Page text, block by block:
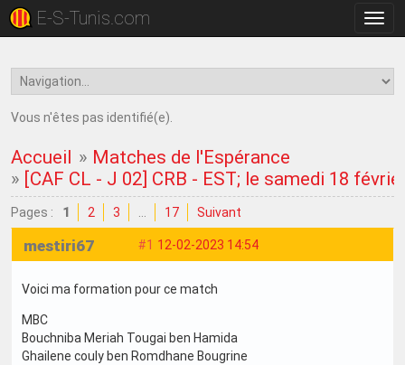
la
E-S-Tunis.com
Vous n'êtes pas identifié(e).
Accueil » Matches de l'Espérance
» [CAF CL - J 02] CRB - EST; le samedi 18
Pages : 1 2 3 17 Suivant
#1 12-02-2023 14:54
mestiri67
Voici ma formation pour ce match
MBC
Bouchniba Meriah Tougai ben Hamida
Ghailene couly ben Romdhane Bougrine